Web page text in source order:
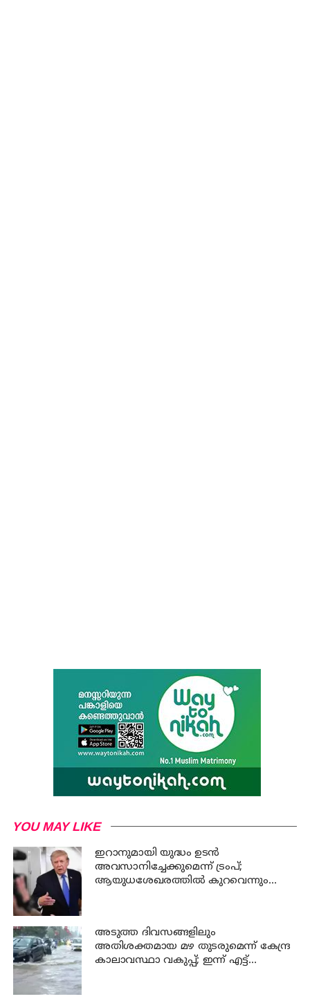
YOU MAY LIKE
ഇറാനുമായി യുദ്ധം ഉടൻ
അവസാനിച്ചേക്കുമെന്ന് ട്രംപ്;
ആയുധശേഖരത്തിൽ കുറവെന്നും
അടുത്ത ദിവസങ്ങളിലും
അതിശക്തമായ മഴ തുടരുമെന്ന് കേന്ദ്ര
കാലാവസ്ഥാ വകുപ്പ്; ഇന്ന് എട്ട്